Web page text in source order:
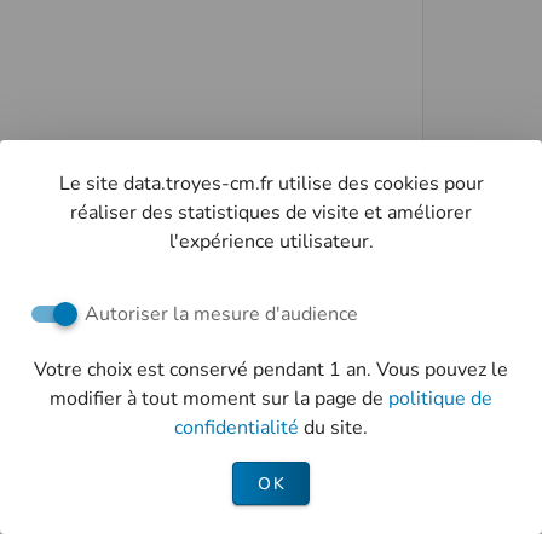
Le site data.troyes-cm.fr utilise des cookies pour
réaliser des statistiques de visite et améliorer
l'expérience utilisateur.
Autoriser la mesure d'audience
Votre choix est conservé pendant 1 an. Vous pouvez le
modifier à tout moment sur la page de politique de
confidentialité du site.
OK